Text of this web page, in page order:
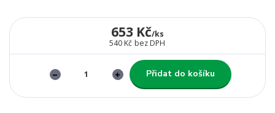
653 Kč/ks
540 Kč bez DPH
Přidat do košíku